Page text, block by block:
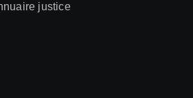
justice